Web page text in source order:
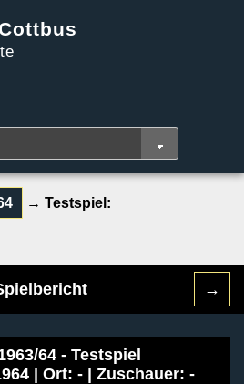
→ Testspiel:
→
64 - Testspiel
| Ort: - | Zuschauer: -